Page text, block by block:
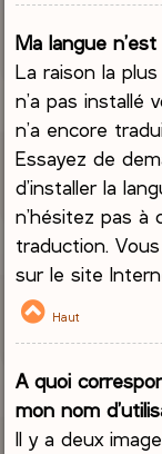
Ma langue
La raison la
n’a pas installé
n’a encore
Essayez de
d’installer la
n’hésitez pas à
traduction.
sur le site
Haut
A quoi
mon nom
Il y a deux